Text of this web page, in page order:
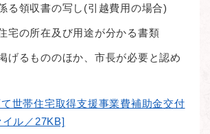
る領収書の写し(引越費用の場合)
宅の所在及び用途が分かる書類
げるもののほか、市長が必要と認め
世帯住宅取得支援事業費補助金交付
ル／27KB]